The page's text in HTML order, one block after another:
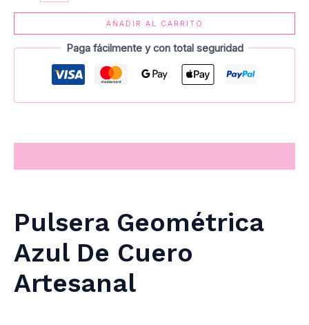
AÑADIR AL CARRITO
Paga fácilmente y con total seguridad
Pulsera Geométrica
Azul De Cuero
Artesanal